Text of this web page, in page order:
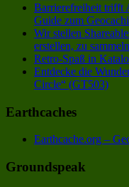
Barrierefreiheit trifft
Guide zum
Wir stellen
erstellen, zu
Retro-Spaß in
Entdecke die
Circle“ (GT503)
Earthcaches
Earthcache.org –
Groundspeak